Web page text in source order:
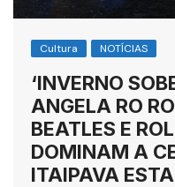
Cultura NOTÍCIAS
‘INVERNO
ANGELA RO
BEATLES E
DOMINAM A
ITAIPAVA